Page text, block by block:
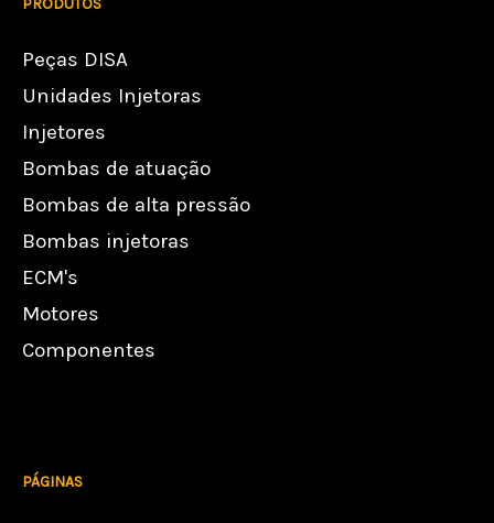
PRODUTOS
Peças DISA
Unidades Injetoras
Injetores
Bombas de atuação
Bombas de alta pressão
Bombas injetoras
ECM's
Motores
Componentes
PÁGINAS